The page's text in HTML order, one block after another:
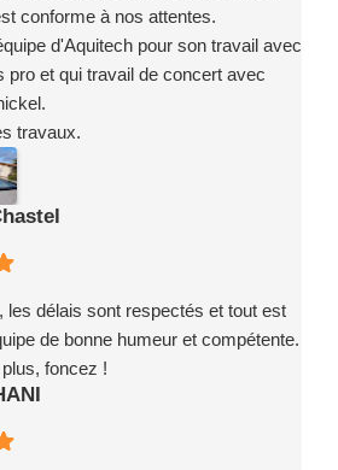
conforme à nos attentes.
d'Aquitech pour son travail avec
pro et qui travail de concert avec
travaux.
les délais sont respectés et tout est
de bonne humeur et compétente.
foncez !